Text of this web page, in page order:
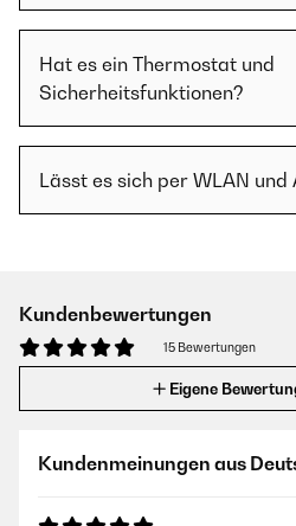
Hat es ein Thermostat und
Sicherheitsfunktionen?
Lässt es sich per WLAN und
Kundenbewertungen
15 Bewertungen
Eigene
Kundenmeinungen aus